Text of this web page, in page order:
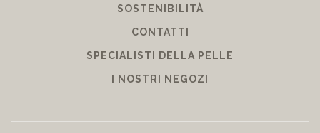
SOSTENIBILITÀ
CONTATTI
SPECIALISTI DELLA PELLE
I NOSTRI NEGOZI